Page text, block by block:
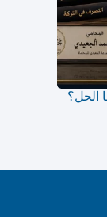
الحل؟